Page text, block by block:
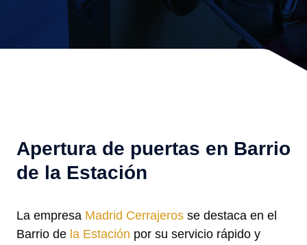
Apertura de puertas en Barrio
de la Estación
La empresa Madrid Cerrajeros se destaca en el
Barrio de la Estación por su servicio rápido y